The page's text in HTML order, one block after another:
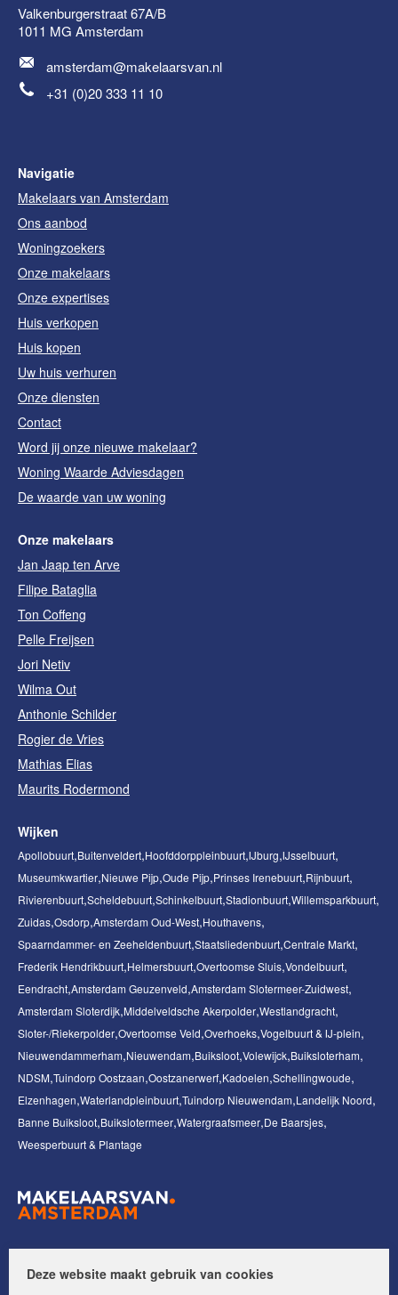
Valkenburgerstraat 67A/B
1011 MG Amsterdam
amsterdam@makelaarsvan.nl
+31 (0)20 333 11 10
Navigatie
Makelaars van Amsterdam
Ons aanbod
Woningzoekers
Onze makelaars
Onze expertises
Huis verkopen
Huis kopen
Uw huis verhuren
Onze diensten
Contact
Word jij onze nieuwe makelaar?
Woning Waarde Adviesdagen
De waarde van uw woning
Onze makelaars
Jan Jaap ten Arve
Filipe Bataglia
Ton Coffeng
Pelle Freijsen
Jori Netiv
Wilma Out
Anthonie Schilder
Rogier de Vries
Mathias Elias
Maurits Rodermond
Wijken
Apollobuurt Buitenveldert Hoofddorppleinbuurt IJburg IJsselbuurt
Museumkwartier Nieuwe Pijp Oude Pijp Prinses Irenebuurt Rijnbuurt
Rivierenbuurt Scheldebuurt Schinkelbuurt Stadionbuurt Willemsparkbuurt
Zuidas Osdorp Amsterdam Oud-West Houthavens
Spaarndammer- en Zeeheldenbuurt Staatsliedenbuurt Centrale Markt
Frederik Hendrikbuurt Helmersbuurt Overtoomse Sluis Vondelbuurt
Eendracht Amsterdam Geuzenveld Amsterdam Slotermeer-Zuidwest
Amsterdam Sloterdijk Middelveldsche Akerpolder Westlandgracht
Sloter-/Riekerpolder Overtoomse Veld Overhoeks Vogelbuurt & IJ-plein
Nieuwendammerham Nieuwendam Buiksloot Volewijck Buiksloterham
NDSM Tuindorp Oostzaan Oostzanerwerf Kadoelen Schellingwoude
Elzenhagen Waterlandpleinbuurt Tuindorp Nieuwendam Landelijk Noord
Banne Buiksloot Buikslotermeer Watergraafsmeer De Baarsjes
Weesperbuurt & Plantage
Volg ons op:
Deze website maakt gebruik van cookies